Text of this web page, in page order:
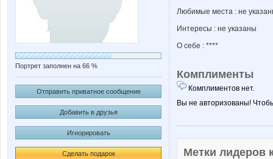
Портрет заполнен на 66 %
Отправить приватное сообщение
Добавить в друзья
Игнорировать
Сделать подарок
Любимые места : не
Интересы : не указаны
О себе : ****
Комплименты
Комплиментов нет.
Вы не авторизованы!
Метки